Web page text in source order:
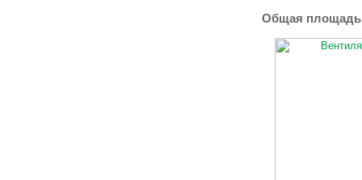
Общая площадь